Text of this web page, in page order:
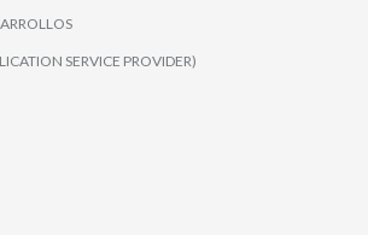
SERVICE PROVIDER)